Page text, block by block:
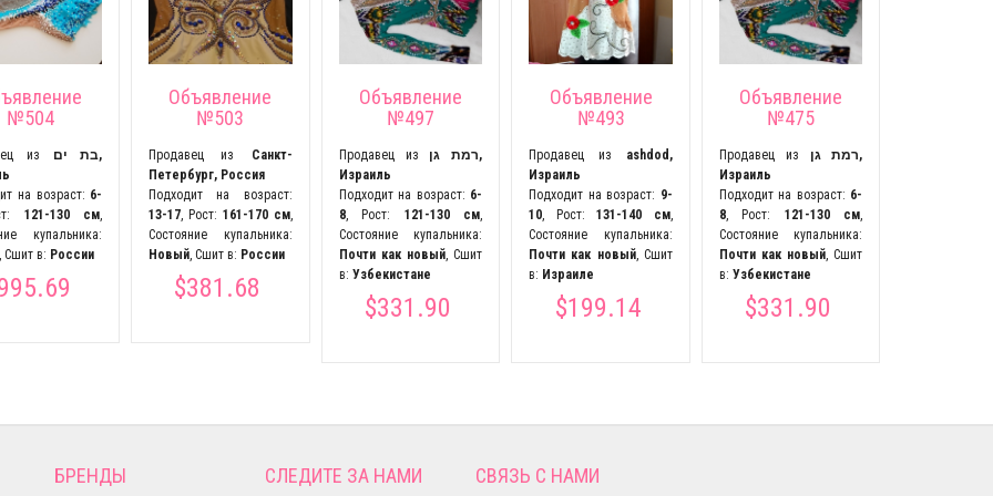
№504
из
בת ים,
на возраст: 6-
121-130 см
купальника:
, Сшит в: России
Объявление
№503
Продавец из Санкт-
Петербург, Россия
Подходит на возраст:
13-17 , Рост: 161-170 см,
Состояние купальника:
Новый , Сшит в: России
$381.68
Объявление
№497
Продавец из רמת גן,
Израиль
Подходит на возраст: 6-
8, Рост: 121-130 см
Состояние купальника:
Почти как новый , Сшит
в: Узбекистане
$331.90
Объявление
№493
Продавец из ashdod,
Израиль
Подходит на возраст: 9-
10 , Рост:131-140 см,
Состояние купальника:
Почти как новый, Сшит
в: Израиле
$199.14
Объявление
№475
Продавец из
רמת גן,
Израиль
Подходит на возраст: 6-
8, Рост: 121-130 см
Состояние купальника:
Почти как новый , Сшит
в: Узбекистане
$331.90
БРЕНДЫ СЛЕДИТЕ ЗА НАМИ СВЯЗЬ С НАМИ